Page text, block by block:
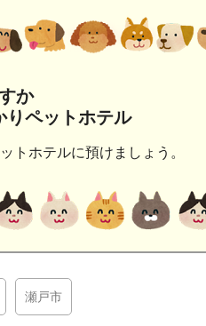
か
りペットホテル
トホテルに預けましょう。
瀬戸市